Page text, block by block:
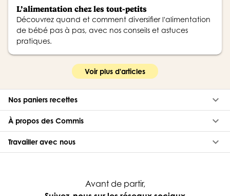
L’alimentation chez les tout-petits
Découvrez quand et comment diversifier l'alimentation
de bébé pas à pas, avec nos conseils et astuces
pratiques.
Voir plus d'articles
Nos paniers recettes keyboard_arrow_down
À propos des Commis keyboard_arrow_down
Travailler avec nous keyboard_arrow_down
Avant de partir,